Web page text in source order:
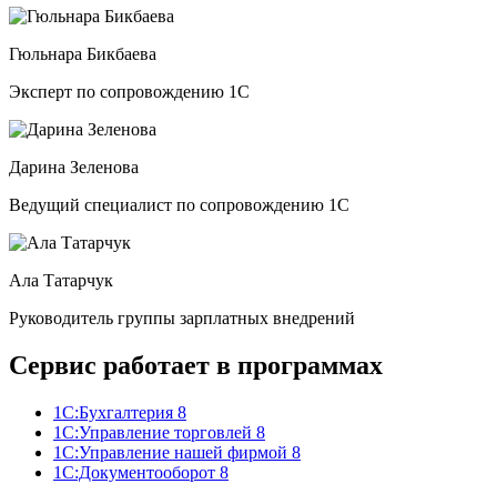
Гюльнара Бикбаева
Эксперт по сопровождению 1С
Дарина Зеленова
Ведущий специалист по сопровождению 1С
Ала Татарчук
Руководитель группы зарплатных внедрений
Сервис работает в программах
1С:Бухгалтерия 8
1С:Управление торговлей 8
1С:Управление нашей фирмой 8
1С:Документооборот 8